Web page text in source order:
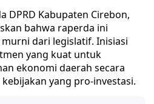
DPRD Kabupaten Cirebon,
bahwa raperda ini
dari legislatif. Inisiasi
yang kuat untuk
ekonomi daerah secara
yang pro-investasi.